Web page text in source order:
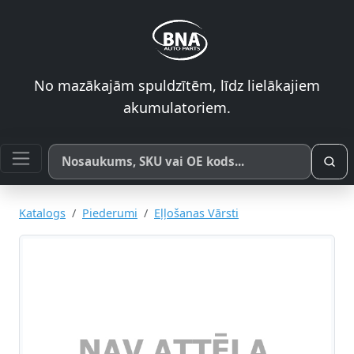
No mazākajām spuldzītēm, līdz lielākajiem
akumulatoriem.
Meklēt pēc produkta nosaukuma, SKU vai OE koda
Katalogs Piederumi Eļļošanas Vārsti